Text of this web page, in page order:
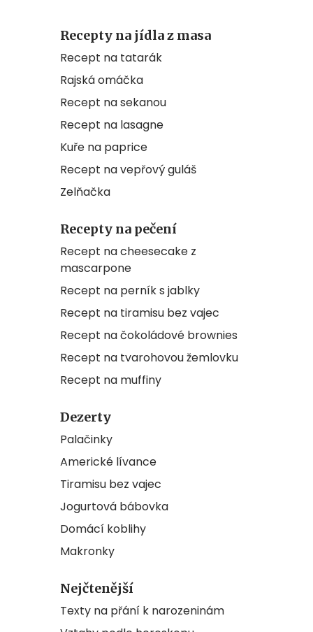
Recepty na jídla z masa
Recept na tatarák
Rajská omáčka
Recept na sekanou
Recept na lasagne
Kuře na paprice
Recept na vepřový guláš
Zelňačka
Recepty na pečení
Recept na cheesecake z
mascarpone
Recept na perník s jablky
Recept na tiramisu bez vajec
Recept na čokoládové brownies
Recept na tvarohovou žemlovku
Recept na muffiny
Dezerty
Palačinky
Americké lívance
Tiramisu bez vajec
Jogurtová bábovka
Domácí koblihy
Makronky
Nejčtenější
Texty na přání k narozeninám